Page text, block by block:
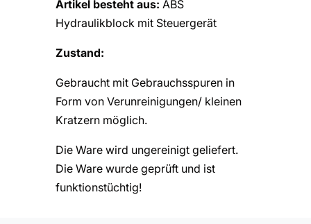
Artikel besteht aus: ABS
Hydraulikblock mit Steuergerät
Zustand:
Gebraucht mit Gebrauchsspuren in
Form von Verunreinigungen/ kleinen
Kratzern möglich.
Die Ware wird ungereinigt geliefert.
Die Ware wurde geprüft und ist
funktionstüchtig!